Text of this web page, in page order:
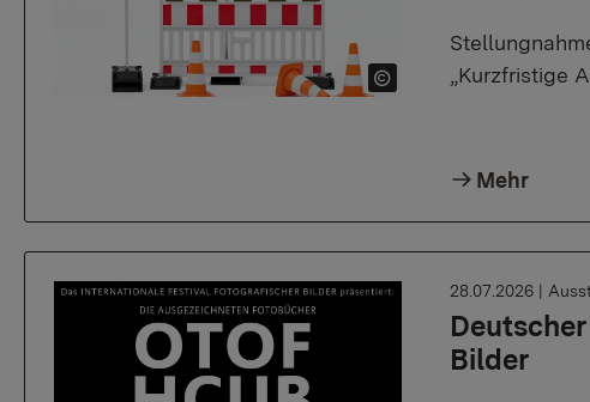
„Kurzfristige
Mehr
Bilder
28.07.2026 |